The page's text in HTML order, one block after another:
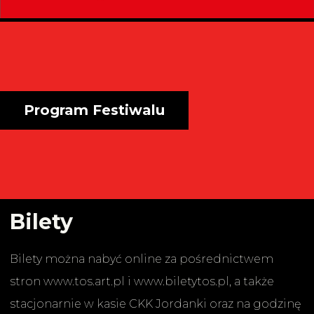
|
TOS
Program Festiwalu
Bilety
Bilety można nabyć online za pośrednictwem
stron www.tos.art.pl i www.biletytos.pl, a także
stacjonarnie w kasie CKK Jordanki oraz na godzinę